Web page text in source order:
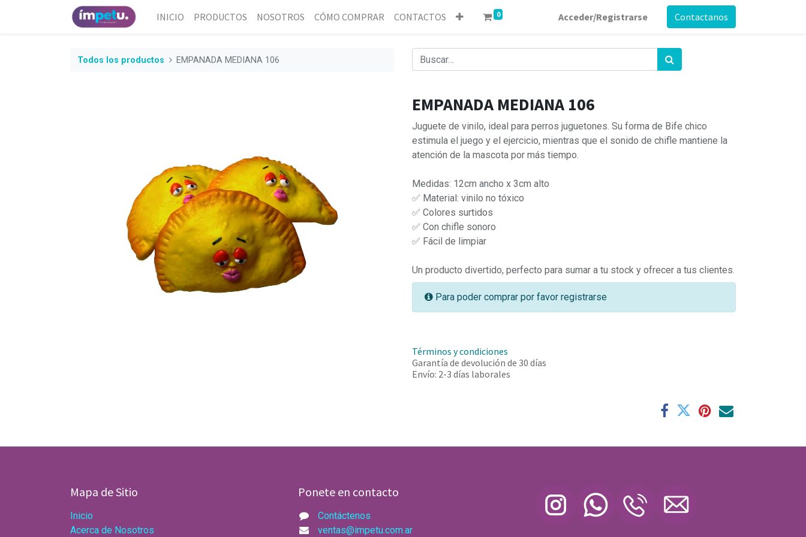
INICIO PRODUCTOS NOSOTROS CÓMO COMPRAR CONTACTOS 0 Acceder/Registrarse Contactanos
Todos los productos EMPANADA MEDIANA 106
EMPANADA MEDIANA 106
Juguete de vinilo, ideal para perros juguetones. Su forma de Bife chico
estimula el juego y el ejercicio, mientras que el sonido de chifle mantiene la
atención de la mascota por más tiempo.
Medidas: 12cm ancho x 3cm alto
✅ Material: vinilo no tóxico
✅ Colores surtidos
✅ Con chifle sonoro
✅ Fácil de limpiar
Un producto divertido, perfecto para sumar a tu stock y ofrecer a tus clientes.
Para poder comprar por favor registrarse
Términos y condiciones
Garantía de devolución de 30 días
Envío: 2-3 días laborales
Mapa de Sitio
Inicio
Acerca de Nosotros
Ponete en contacto
Contáctenos
ventas@impetu.com.ar​